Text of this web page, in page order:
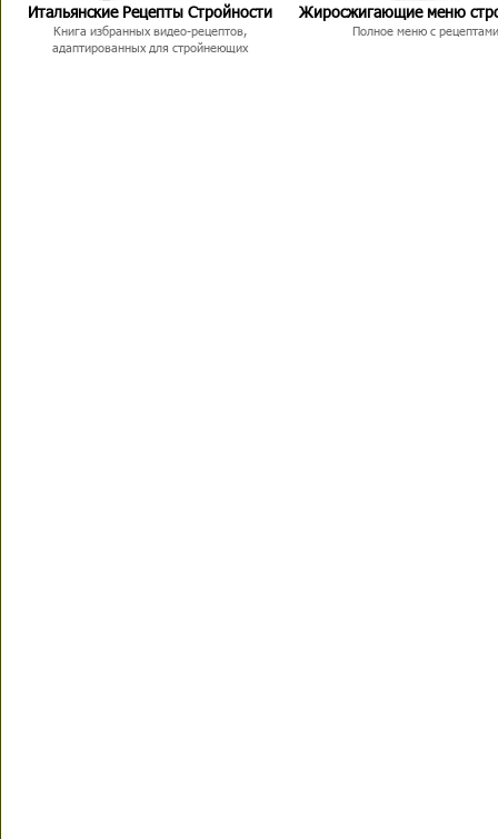
Итальянские Рецепты Стройности
Книга избранных видео-рецептов,
адаптированных для стройнеющих
Жиросжигающие меню
Полное меню с рецептами